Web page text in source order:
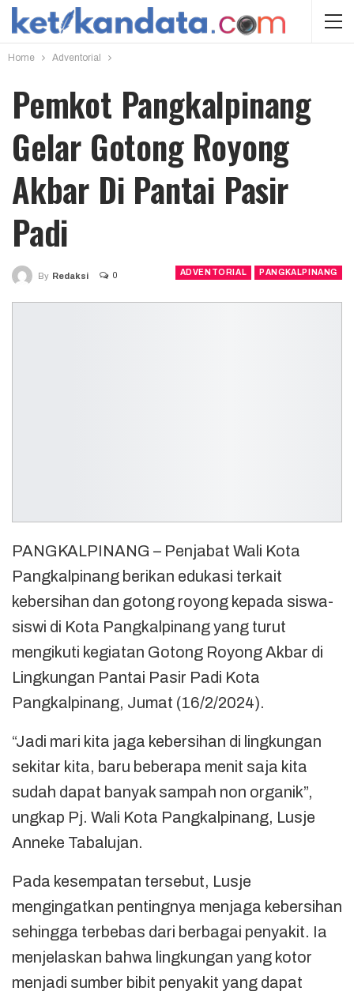
Home Adventorial
Pemkot Pangkalpinang
Gelar Gotong Royong
Akbar Di Pantai Pasir
Padi
ADVENTORIAL PANGKALPINANG
By Redaksi 0
PANGKALPINANG – Penjabat Wali Kota
Pangkalpinang berikan edukasi terkait
kebersihan dan gotong royong kepada siswa-
siswi di Kota Pangkalpinang yang turut
mengikuti kegiatan Gotong Royong Akbar di
Lingkungan Pantai Pasir Padi Kota
Pangkalpinang, Jumat (16/2/2024).
“Jadi mari kita jaga kebersihan di lingkungan
sekitar kita, baru beberapa menit saja kita
sudah dapat banyak sampah non organik”,
ungkap Pj. Wali Kota Pangkalpinang, Lusje
Anneke Tabalujan.
Pada kesempatan tersebut, Lusje
mengingatkan pentingnya menjaga kebersihan
sehingga terbebas dari berbagai penyakit. Ia
menjelaskan bahwa lingkungan yang kotor
menjadi sumber bibit penyakit yang dapat